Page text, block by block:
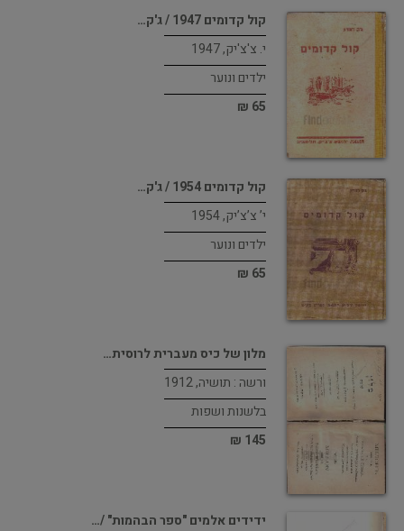
קול קדומים 1947 / ג'ק…
י. צ'צ'יק, 1947
ילדים ונוער
65 ₪
קול קדומים 1954 / ג'ק…
י’ צ’צ’יק, 1954
ילדים ונוער
65 ₪
מלון של כיס מעברית לרוסית…
ורשה : תושיה, 1912
בלשנות ושפות
145 ₪
ידידים אלמים "ספר הבהמות" /…